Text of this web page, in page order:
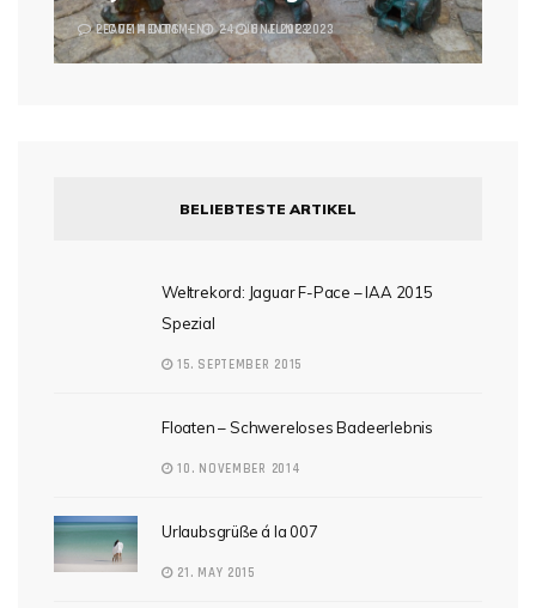
2 COMMENTS 24. JUNE 2023
LEAVE A COMMENT 6. JUNE 2023
BELIEBTESTE ARTIKEL
Weltrekord: Jaguar F-Pace – IAA 2015
Spezial
15. SEPTEMBER 2015
Floaten – Schwereloses Badeerlebnis
10. NOVEMBER 2014
Urlaubsgrüße á la 007
21. MAY 2015